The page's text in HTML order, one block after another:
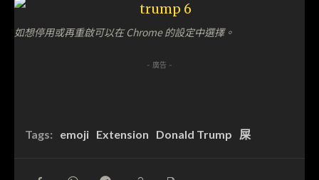
如想停用或再重啟可以在 Chrome 的設定中選擇。
- 廣告 -
Tags: emoji Extension Donald Trump 屎